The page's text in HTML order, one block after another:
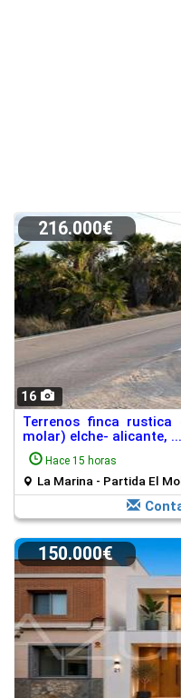
16
216.000€
Terrenos finca
molar) elche- alicante, ...
Hace 15 horas
La Marina - Partida El
150.000€